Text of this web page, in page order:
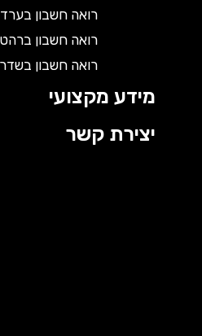
רואה חשבון בערד
רואה חשבון ברהט
רואה חשבון בשדרות
מידע מקצועי
יצירת קשר